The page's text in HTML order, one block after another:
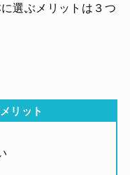
選ぶメリットは３つ
リット